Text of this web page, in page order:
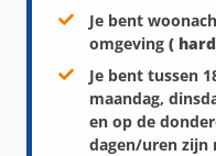
Je bent
omgeving (
Je bent tussen
maandag,
en op de
dagen/uren zijn